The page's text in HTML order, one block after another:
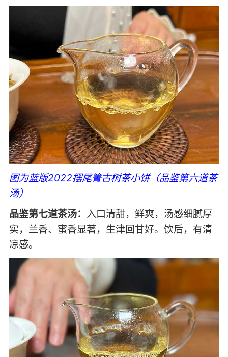
图为蓝版2022摆尾箐古树茶小饼（品鉴第六道茶
汤）
品鉴第七道茶汤： 入口清甜，鲜爽，汤感细腻厚
实，兰香、蜜香显著，生津回甘好。饮后，有清
凉感。